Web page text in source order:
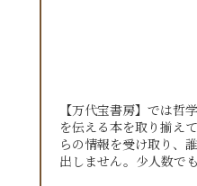
【万代宝書房】では哲
を伝える本を取り揃え
らの情報を受け取り、
出しません。少人数で